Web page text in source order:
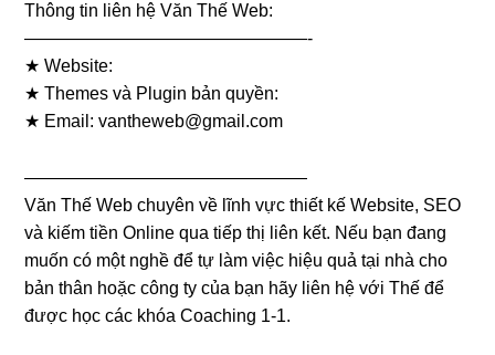
Thông tin liên hệ Văn Thế Web:
————————————————-
★ Website:
★ Themes và Plugin bản quyền:
★ Email:vantheweb@gmail.com
————————————————
Văn Thế Web chuyên về lĩnh vực thiết kế Website, SEO
và kiếm tiền Online qua tiếp thị liên kết. Nếu bạn đang
muốn có một nghề để tự làm việc hiệu quả tại nhà cho
bản thân hoặc công ty của bạn hãy liên hệ với Thế để
được học các khóa Coaching 1-1.